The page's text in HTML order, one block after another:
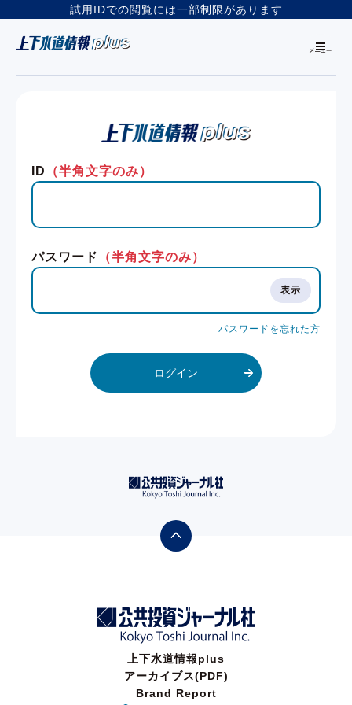
試用IDでの閲覧には一部制限があります
ID （半角文字のみ）
パスワード （半角文字のみ）
パスワードを忘れた方
ログイン
上下水道情報plus
アーカイブス(PDF)
Brand Report